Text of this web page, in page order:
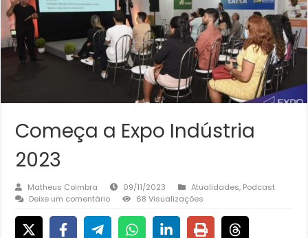
Começa a Expo Indústria
2023
Matheus Coimbra 09/11/2023 Atualidades, Podcast
Deixe um comentário
68 Visualizações